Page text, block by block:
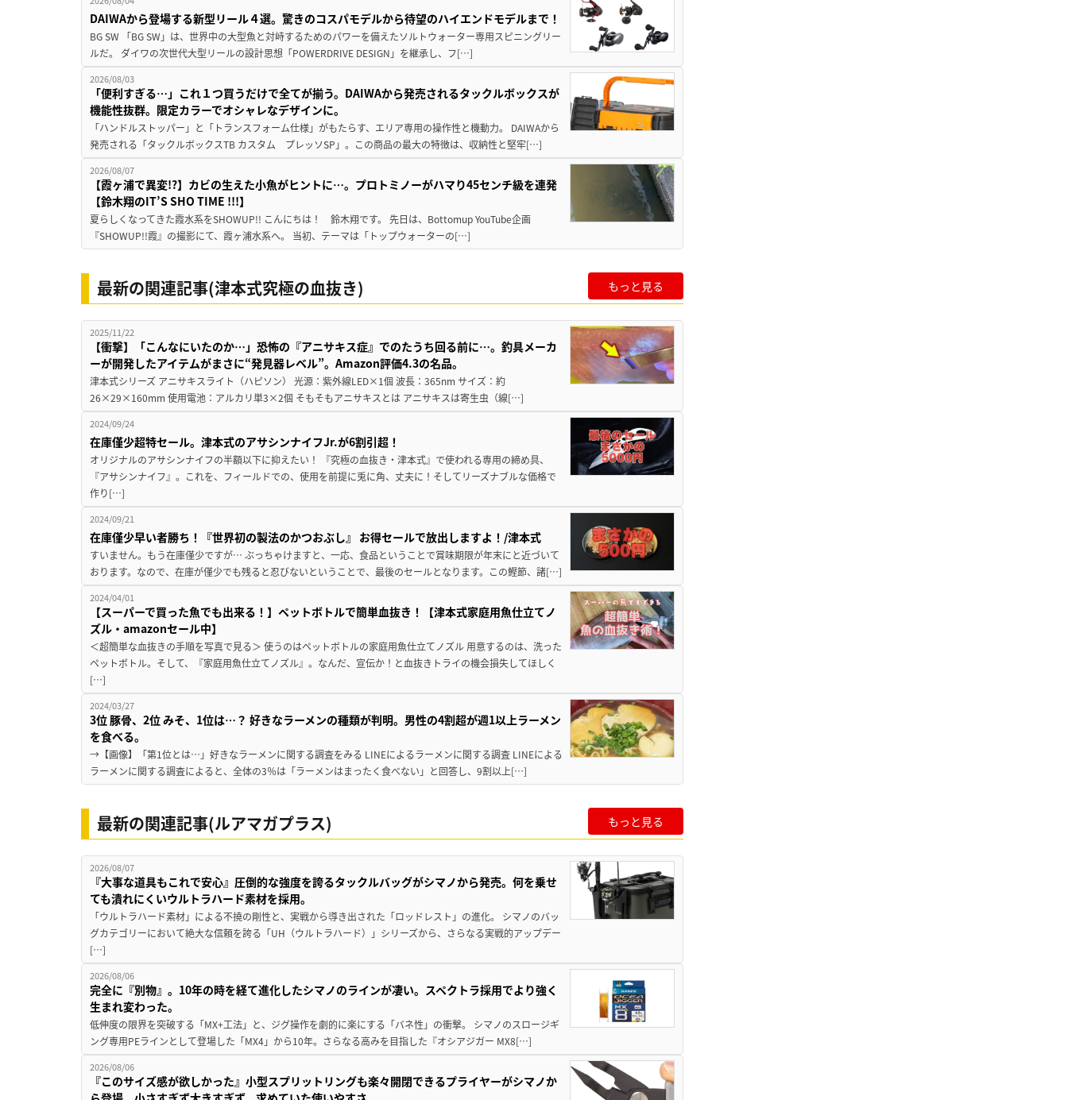
DAIWAから登場する新型リール４選。驚きのコスパモデルから待望のハイエンドモデルまで！
BG SW 「BG SW」は、世界中の大型魚と対峙するためのパワーを備えたソルトウォーター専用スピニングリー
ルだ。 ダイワの次世代大型リールの設計思想「POWERDRIVE DESIGN」を継承し、フ[…]
2026/08/03
「便利すぎる…」これ１つ買うだけで全てが揃う。DAIWAから発売されるタックルボックスが
機能性抜群。限定カラーでオシャレなデザインに。
「ハンドルストッパー」と「トランスフォーム仕様」がもたらす、エリア専用の操作性と機動力。 DAIWAから
発売される「タックルボックスTB カスタム プレッソSP」。この商品の最大の特徴は、収納性と堅牢[…]
2026/08/07
【霞ヶ浦で異変!?】カビの生えた小魚がヒントに…。プロトミノーがハマり45センチ級を連発
【鈴木翔のIT’S SHO TIME !!!】
夏らしくなってきた霞水系をSHOWUP!! こんにちは！ 鈴木翔です。 先日は、Bottomup YouTube企画
『SHOWUP!!霞』の撮影にて、霞ヶ浦水系へ。 当初、テーマは「トップウォーターの[…]
最新の関連記事(津本式究極の血抜き) もっと見る
2025/11/22
【衝撃】「こんなにいたのか…」恐怖の『アニサキス症』でのたうち回る前に…。釣具メーカ
ーが開発したアイテムがまさに“発見器レベル”。Amazon評価4.3の名品。
津本式シリーズ アニサキスライト（ハピソン） 光源：紫外線LED×1個 波長：365nm サイズ：約
26×29×160mm 使用電池：アルカリ単3×2個 そもそもアニサキスとは アニサキスは寄生虫（線[…]
2024/09/24
在庫僅少超特セール。津本式のアサシンナイフJr.が6割引超！
オリジナルのアサシンナイフの半額以下に抑えたい！ 『究極の血抜き・津本式』で使われる専用の締め具、
『アサシンナイフ』。これを、フィールドでの、使用を前提に兎に角、丈夫に！そしてリーズナブルな価格で
作り[…]
2024/09/21
在庫僅少早い者勝ち！『世界初の製法のかつおぶし』 お得セールで放出しますよ！/津本式
すいません。もう在庫僅少ですが… ぶっちゃけますと、一応、食品ということで賞味期限が年末にと近づいて
おります。なので、在庫が僅少でも残ると忍びないということで、最後のセールとなります。この鰹節、諸[…]
2024/04/01
【スーパーで買った魚でも出来る！】ペットボトルで簡単血抜き！【津本式家庭用魚仕立てノ
ズル・amazonセール中】
＜超簡単な血抜きの手順を写真で見る＞ 使うのはペットボトルの家庭用魚仕立てノズル 用意するのは、洗った
ペットボトル。そして、『家庭用魚仕立てノズル』。なんだ、宣伝か！と血抜きトライの機会損失してほしく
[…]
2024/03/27
3位 豚骨、2位 みそ、1位は…？ 好きなラーメンの種類が判明。男性の4割超が週1以上ラーメン
を食べる。
→【画像】「第1位とは…」好きなラーメンに関する調査をみる LINEによるラーメンに関する調査 LINEによる
ラーメンに関する調査によると、全体の3％は「ラーメンはまったく食べない」と回答し、9割以上[…]
最新の関連記事(ルアマガプラス) もっと見る
2026/08/07
『大事な道具もこれで安心』圧倒的な強度を誇るタックルバッグがシマノから発売。何を乗せ
ても潰れにくいウルトラハード素材を採用。
「ウルトラハード素材」による不撓の剛性と、実戦から導き出された「ロッドレスト」の進化。 シマノのバッ
グカテゴリーにおいて絶大な信頼を誇る「UH（ウルトラハード）」シリーズから、さらなる実戦的アップデー
[…]
2026/08/06
完全に『別物』。10年の時を経て進化したシマノのラインが凄い。スペクトラ採用でより強く
生まれ変わった。
低伸度の限界を突破する「MX+工法」と、ジグ操作を劇的に楽にする「バネ性」の衝撃。 シマノのスロージギ
ング専用PEラインとして登場した「MX4」から10年。さらなる高みを目指した『オシアジガー MX8[…]
2026/08/06
『このサイズ感が欲しかった』小型スプリットリングも楽々開閉できるプライヤーがシマノか